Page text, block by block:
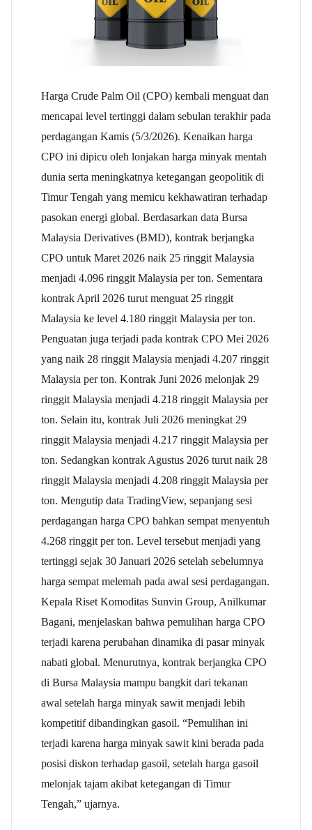
Harga Crude Palm Oil (CPO) kembali menguat dan
mencapai level tertinggi dalam sebulan terakhir pada
perdagangan Kamis (5/3/2026). Kenaikan harga
CPO ini dipicu oleh lonjakan harga minyak mentah
dunia serta meningkatnya ketegangan geopolitik di
Timur Tengah yang memicu kekhawatiran terhadap
pasokan energi global. Berdasarkan data Bursa
Malaysia Derivatives (BMD), kontrak berjangka
CPO untuk Maret 2026 naik 25 ringgit Malaysia
menjadi 4.096 ringgit Malaysia per ton. Sementara
kontrak April 2026 turut menguat 25 ringgit
Malaysia ke level 4.180 ringgit Malaysia per ton.
Penguatan juga terjadi pada kontrak CPO Mei 2026
yang naik 28 ringgit Malaysia menjadi 4.207 ringgit
Malaysia per ton. Kontrak Juni 2026 melonjak 29
ringgit Malaysia menjadi 4.218 ringgit Malaysia per
ton. Selain itu, kontrak Juli 2026 meningkat 29
ringgit Malaysia menjadi 4.217 ringgit Malaysia per
ton. Sedangkan kontrak Agustus 2026 turut naik 28
ringgit Malaysia menjadi 4.208 ringgit Malaysia per
ton. Mengutip data TradingView, sepanjang sesi
perdagangan harga CPO bahkan sempat menyentuh
4.268 ringgit per ton. Level tersebut menjadi yang
tertinggi sejak 30 Januari 2026 setelah sebelumnya
harga sempat melemah pada awal sesi perdagangan.
Kepala Riset Komoditas Sunvin Group, Anilkumar
Bagani, menjelaskan bahwa pemulihan harga CPO
terjadi karena perubahan dinamika di pasar minyak
nabati global. Menurutnya, kontrak berjangka CPO
di Bursa Malaysia mampu bangkit dari tekanan
awal setelah harga minyak sawit menjadi lebih
kompetitif dibandingkan gasoil. “Pemulihan ini
terjadi karena harga minyak sawit kini berada pada
posisi diskon terhadap gasoil, setelah harga gasoil
melonjak tajam akibat ketegangan di Timur
Tengah,” ujarnya.